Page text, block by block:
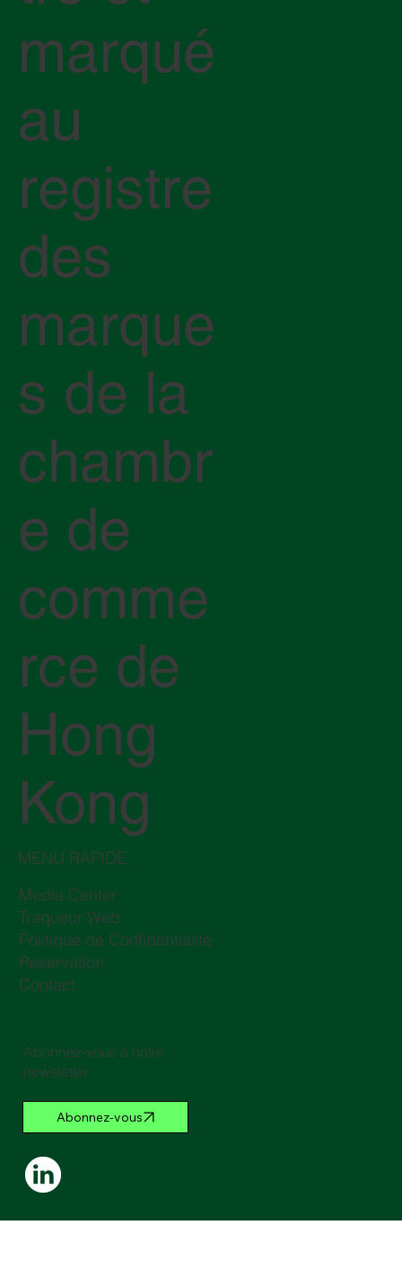
marqué
au
registre
des
marque
s de la
chambr
e de
comme
rce de
Hong
Kong
MENU RAPIDE
Media Center
Traqueur Web
Politique de Confidentialité
Réservation
Contact
Abonnez-vous à notre
newsletter
Abonnez-vous